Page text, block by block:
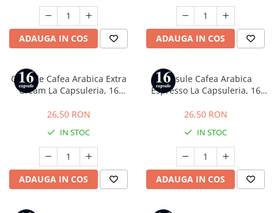
ADAUGA IN COS ADAUGA IN COS
Capsule Cafea Arabica Extra
Cream La Capsuleria, 16
Lavazza a Modo Mio
26,50 RON
IN STOC
ADAUGA IN COS
Capsule Cafea Arabica
Espresso La Capsuleria, 16
Gusto
26,50 RON
IN STOC
ADAUGA IN COS